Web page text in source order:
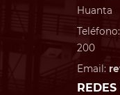
Huanta
200
Email: